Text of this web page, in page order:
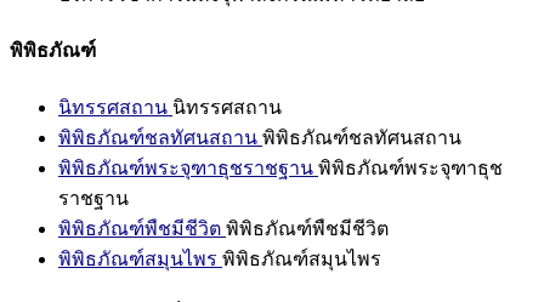
พิพิธภัณฑ์
นิทรรศสถาน นิทรรศสถาน
พิพิธภัณฑ์ชลทัศนสถาน พิพิธภัณฑ์ชลทัศนสถาน
พิพิธภัณฑ์พระจุฑาธุชราชฐาน พิพิธภัณฑ์พระจุฑาธุช
ราชฐาน
พิพิธภัณฑ์พืชมีชีวิต พิพิธภัณฑ์พืชมีชีวิต
พิพิธภัณฑ์สมุนไพร พิพิธภัณฑ์สมุนไพร